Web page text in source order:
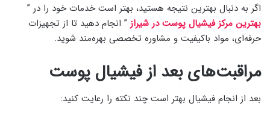
اگر به دنبال بهترین نتیجه هستید، بهتر است خدمات خود را در ”
بهترین مرکز فیشیال پوست در شیراز ” انجام دهید تا از تجهیزات
حرفه‌ای، مواد باکیفیت و مشاوره تخصصی بهره‌مند شوید.
مراقبت‌های بعد از فیشیال پوست
بعد از انجام فیشیال بهتر است چند نکته را رعایت کنید: